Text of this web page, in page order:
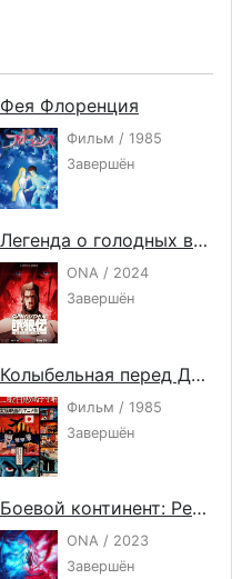
Фея Флоренция
Фильм / 1985
Завершён
Легенда о голодных волках: Путь одинокого волка
ONA / 2024
Завершён
Колыбельная перед Долгим Сном
Фильм / 1985
Завершён
Боевой континент: Режиссёрская версия
ONA / 2023
Завершён